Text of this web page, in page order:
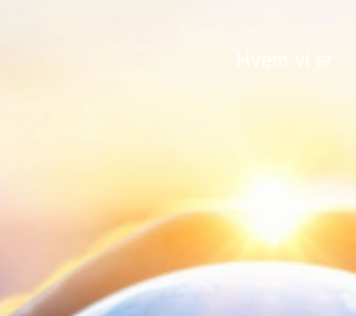
Hvem vi er